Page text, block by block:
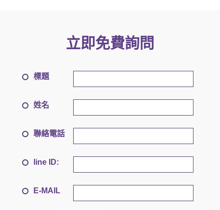
立即免費詢問
標題
姓名
聯絡電話
line ID:
E-MAIL